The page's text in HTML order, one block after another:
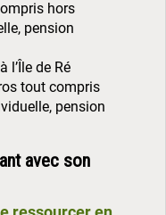
hors
pension
l’Île de Ré
tout compris
pension
avec son